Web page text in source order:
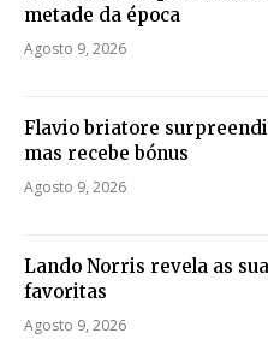
metade da época
Agosto 9, 2026
Flavio briatore
mas recebe bónus
Agosto 9, 2026
Lando Norris revela as
favoritas
Agosto 9, 2026